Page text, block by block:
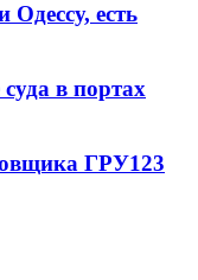
есть
в портах
ГРУ123